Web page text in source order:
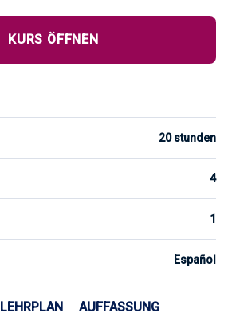
LEHRPLAN AUFFASSUNG
KURS ÖFFNEN
20 stunden
4
1
Español